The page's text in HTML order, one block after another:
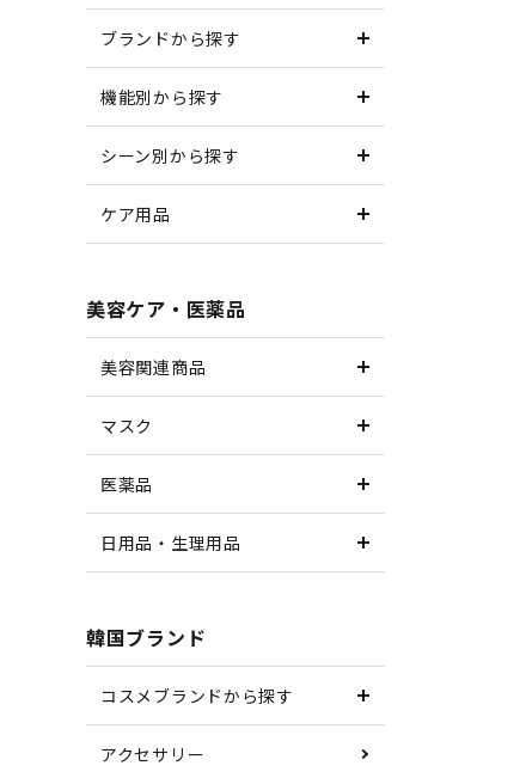
ブランドから探す
機能別から探す
シーン別から探す
ケア用品
美容ケア・医薬品
美容関連商品
マスク
医薬品
日用品・生理用品
韓国ブランド
コスメブランドから探す
アクセサリー